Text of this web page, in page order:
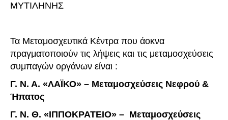
ΜΥΤΙΛΗΝΗΣ
Τα Μεταμοσχευτικά Κέντρα που άοκνα
πραγματοποιούν τις λήψεις και τις μεταμοσχεύσεις
συμπαγών οργάνων είναι :
Γ. Ν. Α. «ΛΑΪΚΟ» – Μεταμοσχεύσεις Νεφρού &
Ήπατος
Γ. Ν. Θ. «ΙΠΠΟΚΡΑΤΕΙΟ» – Μεταμοσχεύσεις